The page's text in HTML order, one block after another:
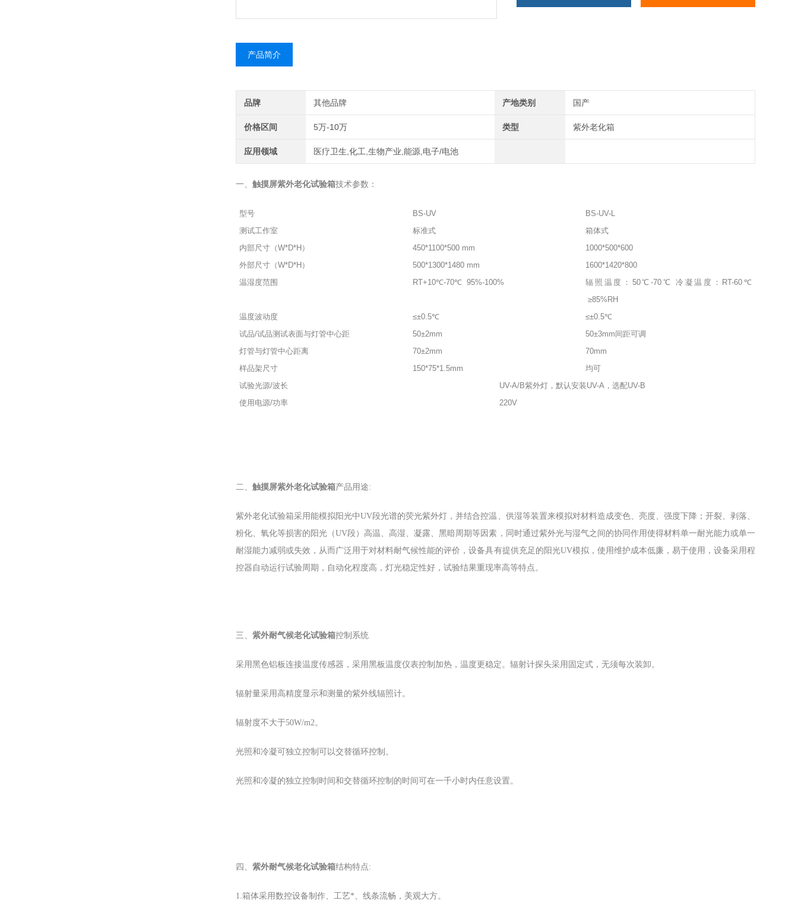
产品简介
品牌 其他品牌 产地类别 国产
价格区间 5万-10万 类型 紫外老化箱
应用领域 医疗卫生,化工,生物产业,能源,电子/电池
一、 触摸屏紫外老化试验箱技术参数：
型号 BS-UV
BS-UV-L
测试工作室
标准式
箱体式
内部尺寸（W*D*H）
450*1100*500 mm
1000*500*600
外部尺寸（W*D*H）
500*1300*1480 mm
1600*1420*800
温湿度范围
RT+10℃-70℃ 95%-100%
辐照温度：50℃-70℃ 冷凝温度：RT-60℃
≥85%RH
温度波动度
≤±0.5℃
≤±0.5℃
试品/试品测试表面与灯管中心距
50±2mm
50±3mm间距可调
灯管与灯管中心距离
70±2mm
70mm
样品架尺寸
150*75*1.5mm
均可
试验光源/波长
UV-A/B紫外灯，默认安装UV-A，选配UV-B
使用电源/功率
220V
二、 触摸屏紫外老化试验箱产品用途:
紫外老化试验箱采用能模拟阳光中UV段光谱的荧光紫外灯，并结合控温、供湿等装置来模拟对材料造成变色、亮度、强度下降；开裂、剥落、
粉化、氧化等损害的阳光（UV段）高温、高湿、凝露、黑暗周期等因素，同时通过紫外光与湿气之间的协同作用使得材料单一耐光能力或单一
耐湿能力减弱或失效，从而广泛用于对材料耐气候性能的评价，设备具有提供充足的阳光UV模拟，使用维护成本低廉，易于使用，设备采用程
控器自动运行试验周期，自动化程度高，灯光稳定性好，试验结果重现率高等特点。
三、 紫外耐气候老化试验箱控制系统
采用黑色铝板连接温度传感器，采用黑板温度仪表控制加热，温度更稳定。辐射计探头采用固定式，无须每次装卸。
辐射量采用高精度显示和测量的紫外线辐照计。
辐射度不大于50W/m2。
光照和冷凝可独立控制可以交替循环控制。
光照和冷凝的独立控制时间和交替循环控制的时间可在一千小时内任意设置。
四、 紫外耐气候老化试验箱结构特点:
1.箱体采用数控设备制作、工艺*、线条流畅，美观大方。